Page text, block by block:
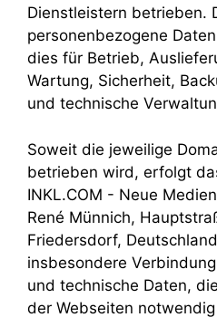
Dienstleistern betrieben.
personenbezogene
dies für Betrieb,
Wartung, Sicherheit,
und technische
Soweit die jeweilige
betrieben wird, erfolgt
INKL.COM - Neue
René Münnich,
Friedersdorf,
insbesondere
und technische Daten,
der Webseiten